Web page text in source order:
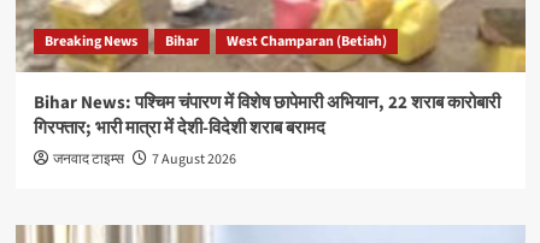
Breaking News Bihar West Champaran (Betiah)
Bihar News: पश्चिम चंपारण में विशेष छापेमारी अभियान, 22 शराब कारोबारी
गिरफ्तार; भारी मात्रा में देशी-विदेशी शराब बरामद
जनवाद टाइम्स 7 August 2026